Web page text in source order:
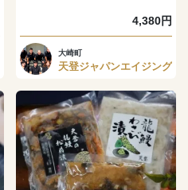
4,380円
大崎町
天登ジャパンエイジング